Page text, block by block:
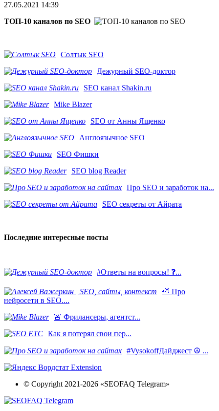
27.05.2021 14:39
ТОП-10 каналов по SEO
Солтык SEO
Дежурный SEO-доктор
SEO канал Shakin.ru
Mike Blazer
SEO от Анны Ященко
Англоязычное SEO
SEO Фишки
SEO blog Reader
Про SEO и заработок на...
SEO секреты от Айрата
Последние интересные посты
#Ответы на вопросы! ❓...
🦥 Про
нейросети в SEO....
​🚨 Фрилансеры, агентст...
Как я потерял свои пер...
#VysokoffДайджест ☮️ ...
© Copyright 2021-2026 «SEOFAQ Telegram»